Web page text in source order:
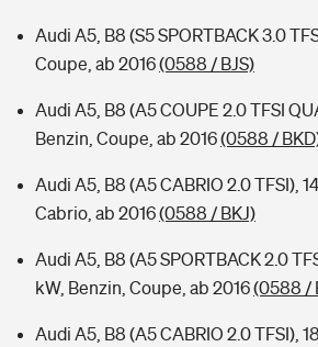
Audi A5, B8 (S5 SPORTBACK 3.0
Coupe, ab 2016(0588 / BJS)
Audi A5, B8 (A5 COUPE 2.0 TFSI
Benzin, Coupe, ab 2016(0588 /
Audi A5, B8 (A5 CABRIO 2.0 TFSI),
Cabrio, ab 2016(0588 / BKJ)
Audi A5, B8 (A5 SPORTBACK 2.0
kW, Benzin, Coupe, ab 2016(0588 /
Audi A5, B8 (A5 CABRIO 2.0 TFSI),